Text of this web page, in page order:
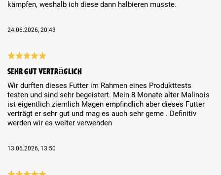
kämpfen, weshalb ich diese dann halbieren musste.
24.06.2026, 20:43
Sehr gut verträglich
Wir durften dieses Futter im Rahmen eines Produkttests
testen und sind sehr begeistert. Mein 8 Monate alter Malinois
ist eigentlich ziemlich Magen empfindlich aber dieses Futter
verträgt er sehr gut und mag es auch sehr gerne . Definitiv
werden wir es weiter verwenden
13.06.2026, 13:50